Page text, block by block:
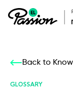
Back to
GLOSSARY